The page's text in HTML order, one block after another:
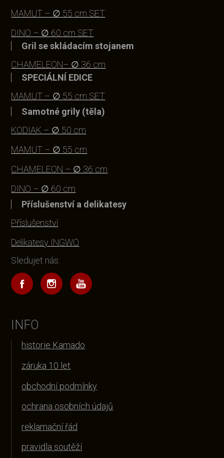
MAMUT – ∅ 55 cm SET
DINO – ∅ 60 cm SET
Gril se skládacím stojanem
CHAMELEON– ∅ 36 cm
SPECIÁLNÍ EDICE
MAMUT – ∅ 55 cm SET
Samotné grily (těla)
KODIAK – ∅ 50 cm
MAMUT – ∅ 55 cm
CHAMELEON – ∅ 36 cm
DINO – ∅ 60 cm
Příslušenství a delikatesy
Příslušenství
Delikatesy INGWO
Sledujet nás:
INFO
historie Kamado
záruka 10 let
obchodní podmínky
ochrana osobních údajů
reklamační řád
pravidla soutěží